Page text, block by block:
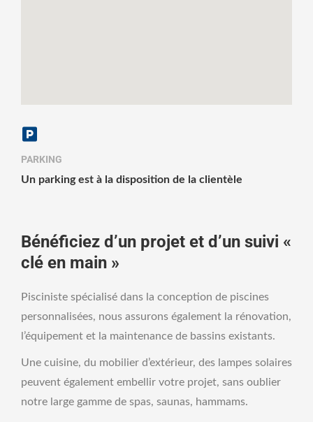
PARKING
Un parking est à la disposition de la clientèle
Bénéficiez d’un projet et d’un suivi «
clé en main »
Pisciniste spécialisé dans la conception de piscines
personnalisées, nous assurons également la rénovation,
l’équipement et la maintenance de bassins existants.
Une cuisine, du mobilier d’extérieur, des lampes solaires
peuvent également embellir votre projet, sans oublier
notre large gamme de spas, saunas, hammams.